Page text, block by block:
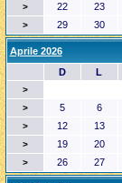
> 22 23
> 29 30
Aprile 2026
D
L
>
> 5 6
> 12 13
> 19 20
> 26 27